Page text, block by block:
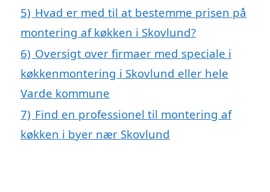
5) Hvad er med til at bestemme prisen på
montering af køkken i Skovlund?
6) Oversigt over firmaer med speciale i
køkkenmontering i Skovlund eller hele
Varde kommune
7) Find en professionel til montering af
køkken i byer nær Skovlund